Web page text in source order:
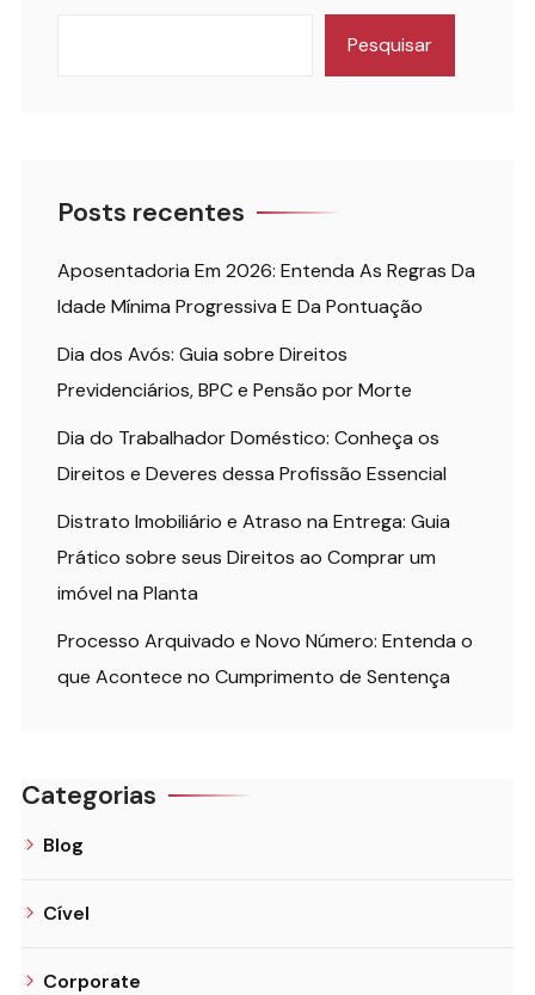
Pesquisar
Posts recentes
Aposentadoria Em 2026: Entenda As Regras Da
Idade Mínima Progressiva E Da Pontuação
Dia dos Avós: Guia sobre Direitos
Previdenciários, BPC e Pensão por Morte
Dia do Trabalhador Doméstico: Conheça os
Direitos e Deveres dessa Profissão Essencial
Distrato Imobiliário e Atraso na Entrega: Guia
Prático sobre seus Direitos ao Comprar um
imóvel na Planta
Processo Arquivado e Novo Número: Entenda o
que Acontece no Cumprimento de Sentença
Categorias
Blog
Cível
Corporate